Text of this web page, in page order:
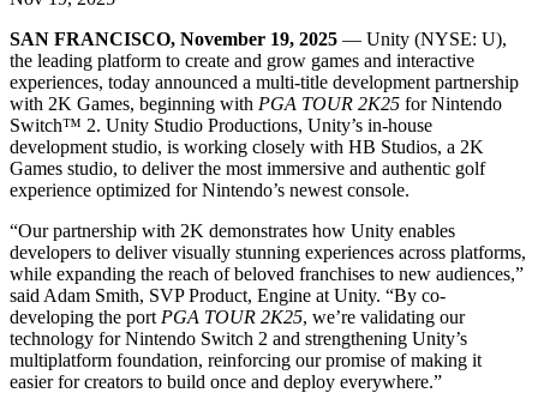
LiveOps
Einblicke nach dem Start und Live-Spielbetrieb
Wachsen Sie
Nutzerakquisition
Entdecken Sie und gewinnen Sie mobile Benutzer
IAP Management über Filialen und D2C hinweg
Monetarisierung
Verbinden Sie Spieler mit den richtigen Spielen
Werben mit Unity
Monetarisieren mit Unity
Anwendungsfälle
Einzelhandel
In-Store-Erlebnisse in Online-Erlebnisse umwandeln
Automobilindustrie
Innovation und Erlebnisse im Auto fördern
Alle Branchen anzeigen
Fallstudien
Erfolgsgeschichten aus der Praxis
Best-Practice-Leitfäden
Experten Tipps und Tricks
Demos, Beispiele und Bausteine
Alle Ressourcen
Neues
Blog
Aktualisierungen, Informationen und technische Tipps
Unity Awards
Feier der Unity-Schöpfer weltweit
Anleitungen
Umsetzbare Tipps und bewährte Verfahren
Bildung
Für Studierende
Starten Sie Ihre Karriere
Optimieren Sie Ihr Lehren
Lizenzstipendium für Bildungseinrichtungen
Bringen Sie die Kraft von Unity in Ihre Institution
Zertifizierungen
Beweisen Sie Ihre Unity-Meisterschaft
SAN FRANCISCO, November 19, 2025 — Unity (NYSE: U),
the leading platform to create and grow games and interactive
experiences, today announced a multi-title development partnership
with 2K Games, beginning with PGA TOUR 2K25 for Nintendo
Switch™ 2. Unity Studio Productions, Unity’s in-house
development studio, is working closely with HB Studios, a 2K
Games studio, to deliver the most immersive and authentic golf
experience optimized for Nintendo’s newest console.
“Our partnership with 2K demonstrates how Unity enables
developers to deliver visually stunning experiences across platforms,
while expanding the reach of beloved franchises to new audiences,”
said Adam Smith, SVP Product, Engine at Unity. “By co-
developing the port PGA TOUR 2K25, we’re validating our
technology for Nintendo Switch 2 and strengthening Unity’s
multiplatform foundation, reinforcing our promise of making it
easier for creators to build once and deploy everywhere.”